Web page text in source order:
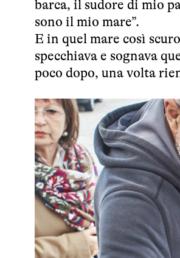
barca, il sudore di mio
sono il mio mare”.
E in quel mare così
specchiava e sognava
poco dopo, una volta